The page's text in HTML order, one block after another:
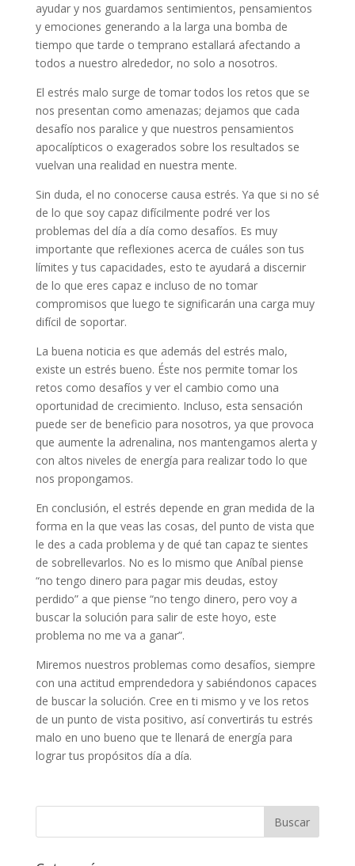
ayudar y nos guardamos sentimientos, pensamientos
y emociones generando a la larga una bomba de
tiempo que tarde o temprano estallará afectando a
todos a nuestro alrededor, no solo a nosotros.
El estrés malo surge de tomar todos los retos que se
nos presentan como amenazas; dejamos que cada
desafío nos paralice y que nuestros pensamientos
apocalípticos o exagerados sobre los resultados se
vuelvan una realidad en nuestra mente.
Sin duda, el no conocerse causa estrés. Ya que si no sé
de lo que soy capaz difícilmente podré ver los
problemas del día a día como desafíos. Es muy
importante que reflexiones acerca de cuáles son tus
límites y tus capacidades, esto te ayudará a discernir
de lo que eres capaz e incluso de no tomar
compromisos que luego te significarán una carga muy
difícil de soportar.
La buena noticia es que además del estrés malo,
existe un estrés bueno. Éste nos permite tomar los
retos como desafíos y ver el cambio como una
oportunidad de crecimiento. Incluso, esta sensación
puede ser de beneficio para nosotros, ya que provoca
que aumente la adrenalina, nos mantengamos alerta y
con altos niveles de energía para realizar todo lo que
nos propongamos.
En conclusión, el estrés depende en gran medida de la
forma en la que veas las cosas, del punto de vista que
le des a cada problema y de qué tan capaz te sientes
de sobrellevarlos. No es lo mismo que Aníbal piense
“no tengo dinero para pagar mis deudas, estoy
perdido” a que piense “no tengo dinero, pero voy a
buscar la solución para salir de este hoyo, este
problema no me va a ganar”.
Miremos nuestros problemas como desafíos, siempre
con una actitud emprendedora y sabiéndonos capaces
de buscar la solución. Cree en ti mismo y ve los retos
de un punto de vista positivo, así convertirás tu estrés
malo en uno bueno que te llenará de energía para
lograr tus propósitos día a día.